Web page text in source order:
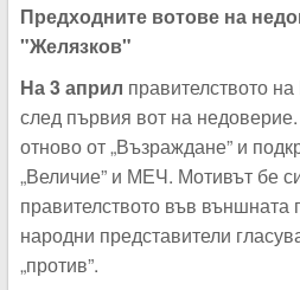
Предходните вотове на
"Желязков"
На 3 април правителството
след първия вот на
отново от „Възраждане” и
„Величие” и МЕЧ. Мотивът бе
правителството във външната
народни представители
„против”.